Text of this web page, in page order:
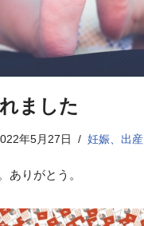
ました
年5月27日 妊娠、出産
ありがとう。